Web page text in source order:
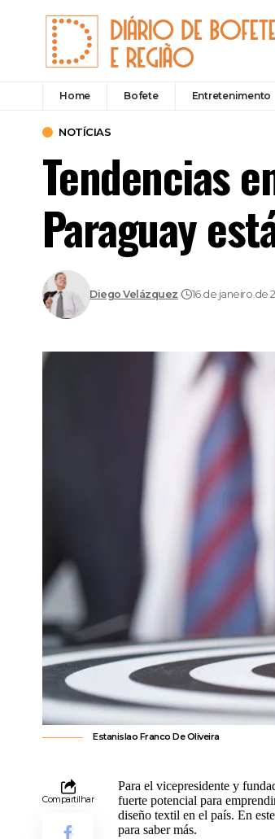
Home Bofete Entretenimento
NOTÍCIAS
Tendencias
Paraguay
Diego Velázquez 16 de janeiro de
Estanislao Franco De Oliveira
Compartilhar
Para el vicepresidente y
fuerte potencial para
diseño textil en el país. En
para saber más.